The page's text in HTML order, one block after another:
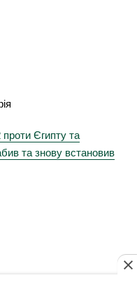
Єгипту та
та знову встановив